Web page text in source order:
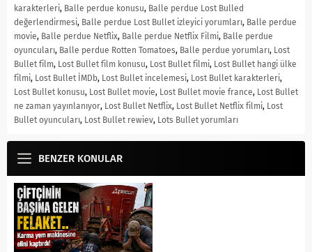
karakterleri, Balle perdue konusu, Balle perdue Lost Bulled
değerlendirmesi, Balle perdue Lost Bullet izleyici yorumları, Balle perdue
movie, Balle perdue Netflix, Balle perdue Netflix Filmi, Balle perdue
oyuncuları, Balle perdue Rotten Tomatoes, Balle perdue yorumları, Lost
Bullet film, Lost Bullet film konusu, Lost Bullet filmi, Lost Bullet hangi ülke
filmi, Lost Bullet İMDb, Lost Bullet incelemesi, Lost Bullet karakterleri,
Lost Bullet konusu, Lost Bullet movie, Lost Bullet movie france, Lost Bullet
ne zaman yayınlanıyor, Lost Bullet Netflix, Lost Bullet Netflix filmi, Lost
Bullet oyuncuları, Lost Bullet rewiev, Lots Bullet yorumları
BENZER KONULAR